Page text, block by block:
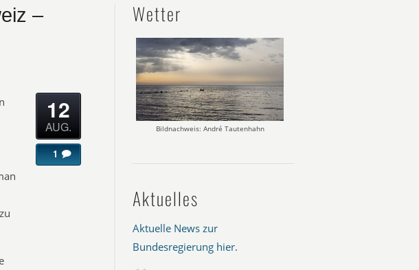
–
12
AUG.
1
Wetter
Bildnachweis: André Tautenhahn
Aktuelles
Aktuelle News zur
Bundesregierung hier.